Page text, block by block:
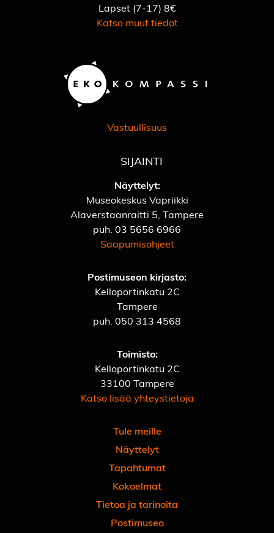
Lapset (7-17) 8€
Katso muut tiedot
Vastuullisuus
SIJAINTI
Näyttelyt:
Museokeskus Vapriikki
Alaverstaanraitti 5, Tampere
puh. 03 5656 6966
Saapumisohjeet
Postimuseon kirjasto:
Kelloportinkatu 2C
Tampere
puh. 050 313 4568
Toimisto:
Kelloportinkatu 2C
33100 Tampere
Katso lisää yhteystietoja
Tule meille
Näyttelyt
Tapahtumat
Kokoelmat
Tietoa ja tarinoita
Postimuseo